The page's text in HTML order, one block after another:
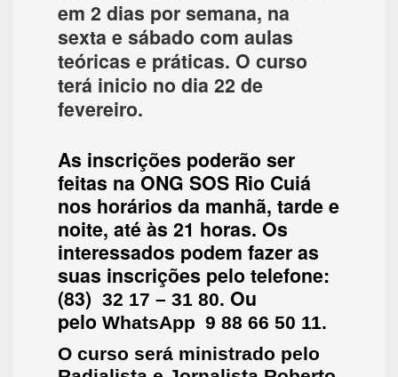
em 2 dias por semana, na
sexta e sábado com aulas
teóricas e práticas. O curso
terá inicio no dia 22 de
fevereiro.
As inscrições poderão ser
feitas na ONG SOS Rio Cuiá
nos horários da manhã, tarde e
noite, até às 21 horas. Os
interessados podem fazer as
suas inscrições pelo telefone:
(83) 32 17 – 31 80. Ou
pelo WhatsApp 9 88 66 50 11.
O curso será ministrado pelo